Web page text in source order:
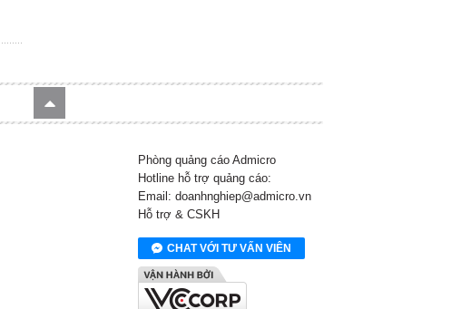
Phòng quảng cáo Admicro
Hotline hỗ trợ quảng cáo:
Email: doanhnghiep@admicro.vn
Hỗ trợ & CSKH
CHAT VỚI TƯ VẤN VIÊN